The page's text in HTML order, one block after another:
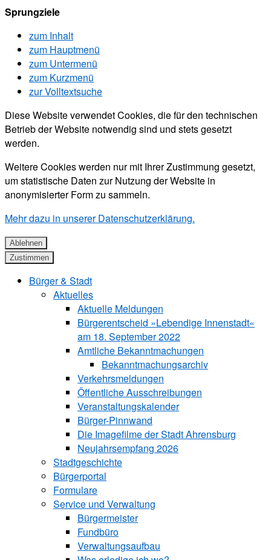
Sprungziele
zum Inhalt
zum Hauptmenü
zum Untermenü
zum Kurzmenü
zur Volltextsuche
Diese Website verwendet Cookies, die für den technischen
Betrieb der Website notwendig sind und stets gesetzt
werden.
Weitere Cookies werden nur mit Ihrer Zustimmung gesetzt,
um statistische Daten zur Nutzung der Website in
anonymisierter Form zu sammeln.
Mehr dazu in unserer Datenschutzerklärung.
Ablehnen
Zustimmen
Bürger & Stadt
Aktuelles
Aktuelle Meldungen
Bürgerentscheid »Lebendige Innenstadt«
am 18. September 2022
Amtliche Bekanntmachungen
Bekanntmachungs­archiv
Verkehrsmeldungen
Öffentliche Ausschreibungen
Veranstaltungskalender
Bürger-Pinnwand
Die Imagefilme der Stadt Ahrensburg
Neujahrsempfang 2026
Stadtgeschichte
Bürgerportal
Formulare
Service und Verwaltung
Bürgermeister
Fundbüro
Verwaltungsaufbau